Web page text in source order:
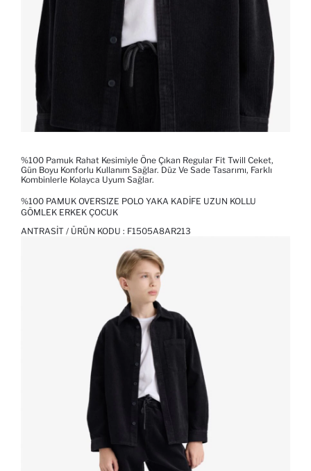
%100 Pamuk Rahat Kesimiyle Öne Çıkan Regular Fit Twill Ceket,
Gün Boyu Konforlu Kullanım Sağlar. Düz Ve Sade Tasarımı, Farklı
Kombinlerle Kolayca Uyum Sağlar.
%100 PAMUK OVERSIZE POLO YAKA KADIFE UZUN KOLLU
GÖMLEK ERKEK ÇOCUK
ANTRASIT / ÜRÜN KODU : F1505A8AR213